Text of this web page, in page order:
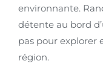
environnante.
détente au bord
pas pour explorer
région.